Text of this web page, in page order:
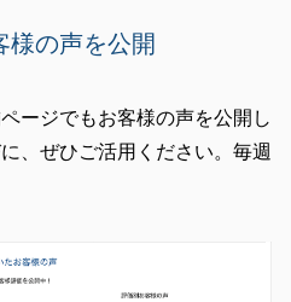
じる
様の声を公開
ージでもお客様の声を公開し
、ぜひご活用ください。毎週